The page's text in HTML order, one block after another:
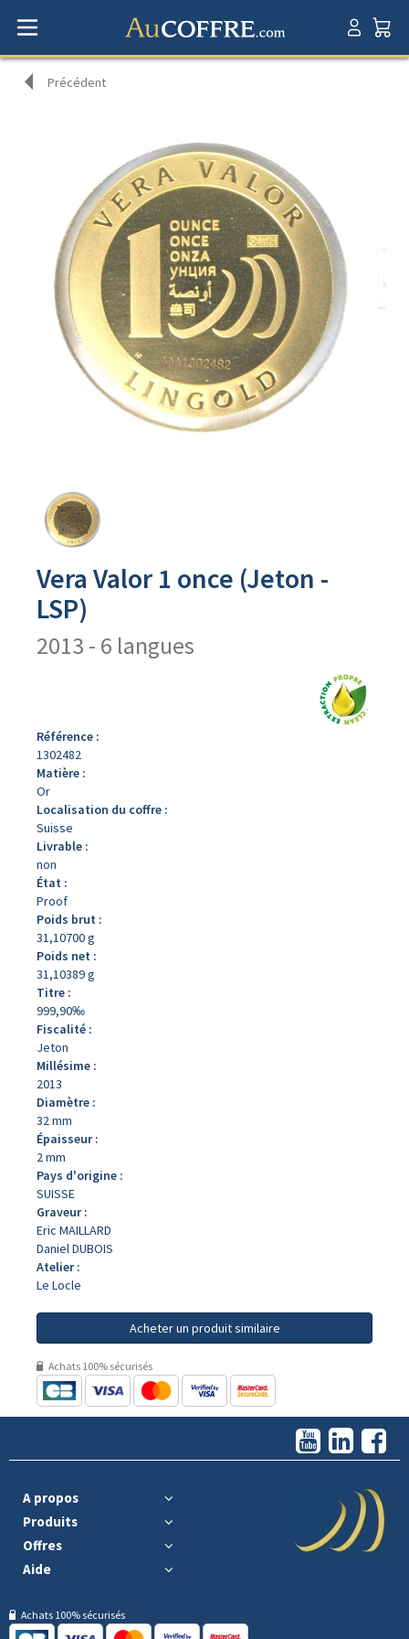
Précédent
produit
Vera Valor 1 once (Jeton -
LSP)
2013 - 6 langues
Référence :
1302482
Matière :
Or
Localisation du coffre :
Suisse
Livrable :
non
État :
Proof
Poids brut :
31,10700 g
Poids net :
31,10389 g
Titre :
999,90‰
Fiscalité :
Jeton
Millésime :
2013
Diamètre :
32 mm
Épaisseur :
2 mm
Pays d'origine :
SUISSE
Graveur :
Eric MAILLARD
Daniel DUBOIS
Atelier :
Le Locle
Acheter un produit similaire
Achats 100% sécurisés
A propos
Produits
Offres
Aide
Achats 100% sécurisés